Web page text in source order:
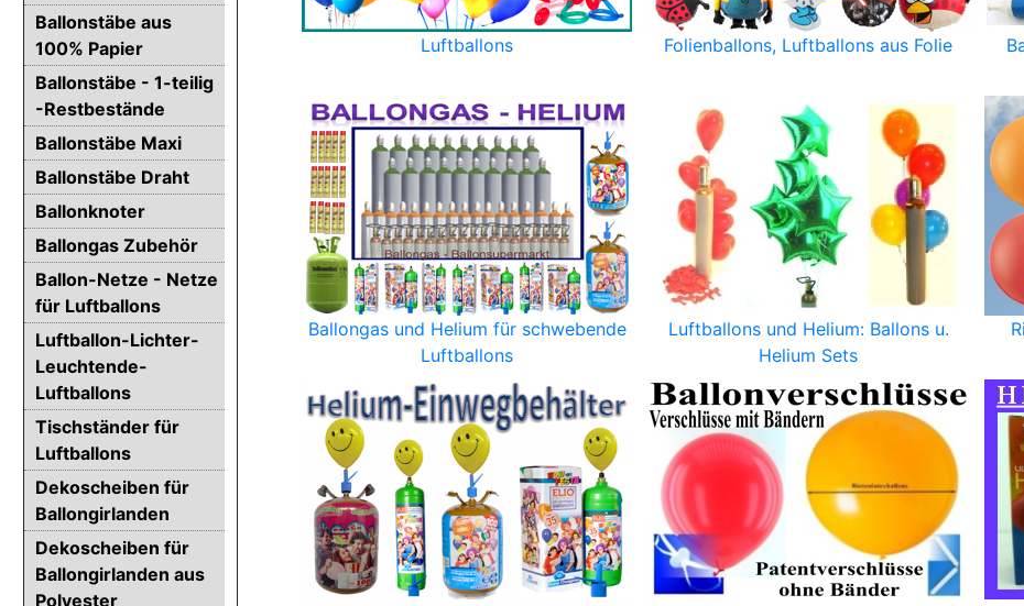
Luftballons Folienballons, Luftballons aus Folie
Ballongas und Helium für schwebende
Luftballons
Luftballons und Helium: Ballons u.
Helium Sets
Ballonstäbe aus
100% Papier
Ballonstäbe - 1-teilig
-Restbestände
Ballonstäbe Maxi
Ballonstäbe Draht
Ballonknoter
Ballongas Zubehör
Ballon-Netze - Netze
für Luftballons
Luftballon-Lichter-
Leuchtende-
Luftballons
Tischständer für
Luftballons
Dekoscheiben für
Ballongirlanden
Dekoscheiben für
Ballongirlanden aus
Polyester